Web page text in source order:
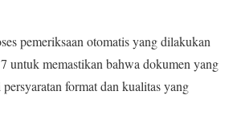
pemeriksaan otomatis yang dilakukan
untuk memastikan bahwa dokumen yang
format dan kualitas yang